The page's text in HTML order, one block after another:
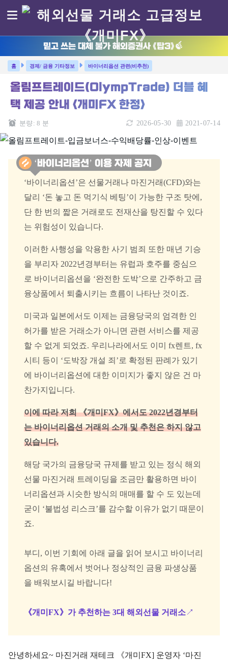
믿고 쓰는 대체 불가 해외증권사 《탑3》
경제/ 금융 기타정보 바이너리옵션 관련(비추천)
올림프트레이드(OlympTrade) 더블 혜
택 제공 안내 <개미FX 한정>
2021-07-14
2026-05-30
분량: 8 분
‘바이너리옵션’ 이용 자제 공지
‘바이너리옵션’은 선물거래나 마진거래(CFD)와는
달리 ‘돈 놓고 돈 먹기식 베팅’이 가능한 구조 탓에,
단 한 번의 짧은 거래로도 전재산을 탕진할 수 있다
는 위험성이 있습니다.
이러한 사행성을 악용한 사기 범죄 또한 매년 기승
을 부리자 2022년경부터는 유럽과 호주를 중심으
로 바이너리옵션을 ‘완전한 도박’으로 간주하고 금
융상품에서 퇴출시키는 흐름이 나타난 것이죠.
미국과 일본에서도 이제는 금융당국의 엄격한 인
허가를 받은 거래소가 아니면 관련 서비스를 제공
할 수 없게 되었죠. 우리나라에서도 이미 fx렌트, fx
시티 등이 ‘도박장 개설 죄’로 확정된 판례가 있기
에 바이너리옵션에 대한 이미지가 좋지 않은 건 마
찬가지입니다.
이에 따라 저희 《개미FX》에서도 2022년경부터
는 바이너리옵션 거래의 소개 및 추천은 하지 않고
있습니다.
해당 국가의 금융당국 규제를 받고 있는 정식 해외
선물 마진거래 트레이딩을 조금만 활용하면 바이
너리옵션과 시슷한 방식의 매매를 할 수 도 있는데
굳이 ‘불법성 리스크’를 감수할 이유가 없기 때문이
죠.
부디, 이번 기회에 아래 글을 읽어 보시고 바이너리
옵션의 유혹에서 벗어나 정상적인 금융 파생상품
을 배워보시길 바랍니다!
《개미FX》가 추천하는 3대 해외선물 거래소↗️
안녕하세요~ 마진거래 재테크 《개미FX] 운영자 ‘마진